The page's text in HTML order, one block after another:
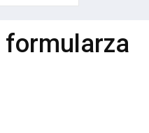
formularza